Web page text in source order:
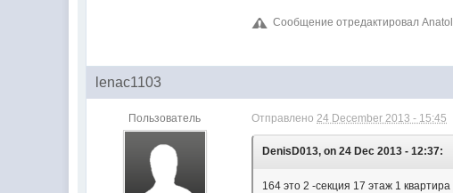
Сообщение отредактировал
lenac1103
Пользователь Отправлено24 December 2013 - 15:45
DenisD013, on 24 Dec 2013 - 12:37:
164 это 2 -секция 17 этаж 1